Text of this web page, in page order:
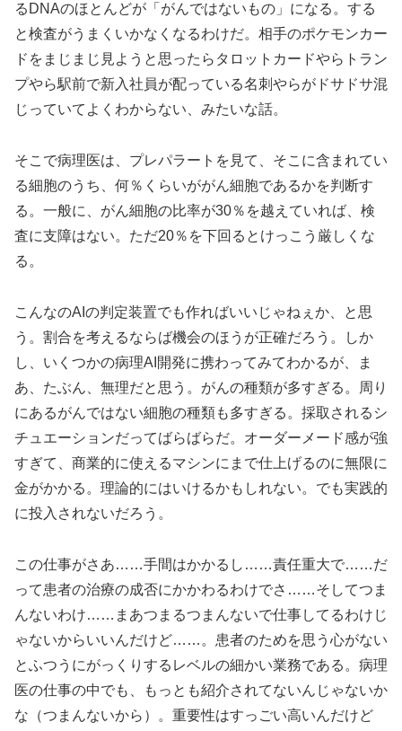
るDNAのほとんどが「がんではないもの」になる。する
と検査がうまくいかなくなるわけだ。相手のポケモンカー
ドをまじまじ見ようと思ったらタロットカードやらトラン
プやら駅前で新入社員が配っている名刺やらがドサドサ混
じっていてよくわからない、みたいな話。
そこで病理医は、プレパラートを見て、そこに含まれてい
る細胞のうち、何％くらいががん細胞であるかを判断す
る。一般に、がん細胞の比率が30％を越えていれば、検
査に支障はない。ただ20％を下回るとけっこう厳しくな
る。
こんなのAIの判定装置でも作ればいいじゃねぇか、と思
う。割合を考えるならば機会のほうが正確だろう。しか
し、いくつかの病理AI開発に携わってみてわかるが、ま
あ、たぶん、無理だと思う。がんの種類が多すぎる。周り
にあるがんではない細胞の種類も多すぎる。採取されるシ
チュエーションだってばらばらだ。オーダーメード感が強
すぎて、商業的に使えるマシンにまで仕上げるのに無限に
金がかかる。理論的にはいけるかもしれない。でも実践的
に投入されないだろう。
この仕事がさあ……手間はかかるし……責任重大で……だ
って患者の治療の成否にかかわるわけでさ……そしてつま
んないわけ……まあつまるつまんないで仕事してるわけじ
ゃないからいいんだけど……。患者のためを思う心がない
とふつうにがっくりするレベルの細かい業務である。病理
医の仕事の中でも、もっとも紹介されてないんじゃないか
な（つまんないから）。重要性はすっごい高いんだけど